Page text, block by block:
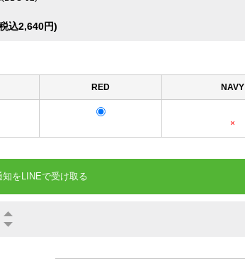
込2,640円)
RED NAVY
×
知をLINEで受け取る